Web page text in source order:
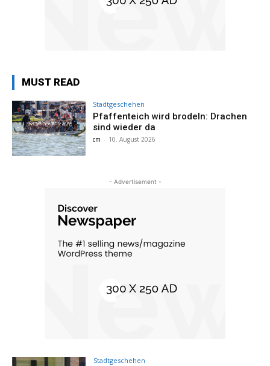
MUST READ
Stadtgeschehen
Pfaffenteich wird brodeln: Drachen
sind wieder da
cm - 10. August 2026
- Advertisement -
Stadtgeschehen